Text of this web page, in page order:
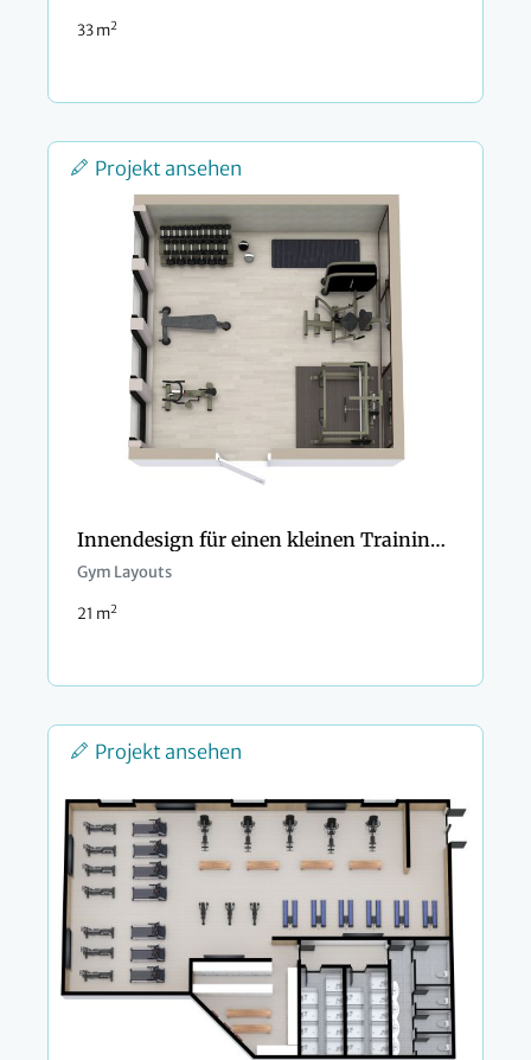
33 m2
Projekt ansehen
Innendesign für einen kleinen Trainingsraum
Gym Layouts
21 m2
Projekt ansehen